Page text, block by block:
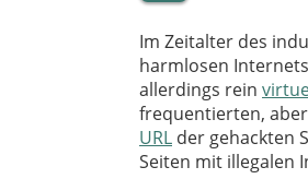
Im Zeitalter des
harmlosen
allerdings rein
frequentierten,
URL der gehackten
Seiten mit illegalen